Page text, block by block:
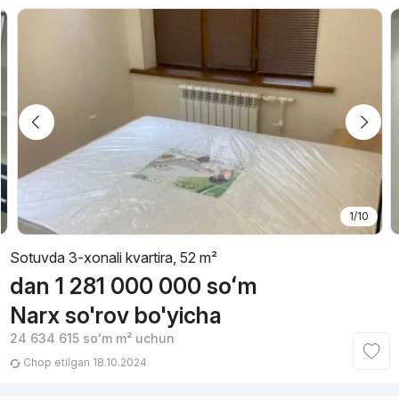
1/10
Sotuvda 3-xonali kvartira, 52 m²
dan 1 281 000 000 soʻm
Narx so'rov bo'yicha
24 634 615 soʻmm² uchun
Chop etilgan 18.10.2024